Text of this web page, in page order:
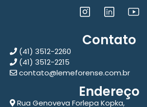
Contato
(41) 3512-2260
(41) 3512-2215
contato@lemeforense.com.br
Endereço
Rua Genoveva Forlepa Kopka,